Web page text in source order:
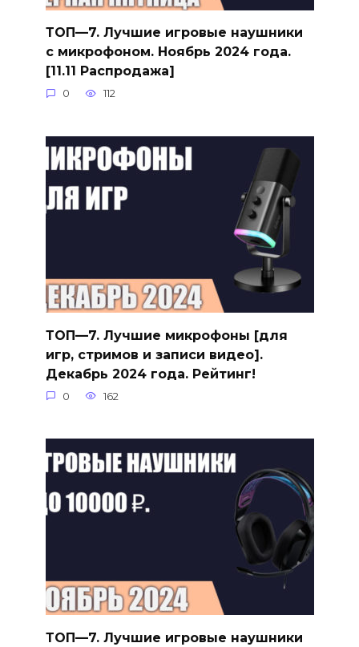
ТОП—7. Лучшие игровые наушники
с микрофоном. Ноябрь 2024 года.
[11.11 Распродажа]
0 112
ТОП—7. Лучшие микрофоны [для
игр, стримов и записи видео].
Декабрь 2024 года. Рейтинг!
0 162
ТОП—7. Лучшие игровые наушники